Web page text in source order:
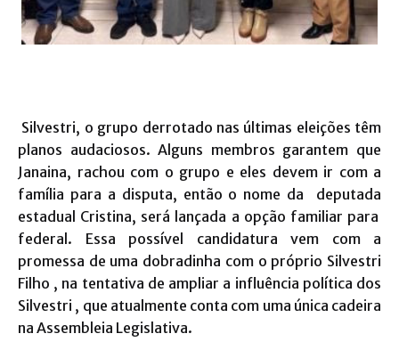
Silvestri, o grupo derrotado nas últimas eleições têm
planos audaciosos. Alguns membros garantem que
Janaina, rachou com o grupo e eles devem ir com a
família para a disputa, então o nome da deputada
estadual Cristina, será lançada a opção familiar para
federal. Essa possível candidatura vem com a
promessa de uma dobradinha com o próprio Silvestri
Filho , na tentativa de ampliar a influência política dos
Silvestri , que atualmente conta com uma única cadeira
na Assembleia Legislativa.